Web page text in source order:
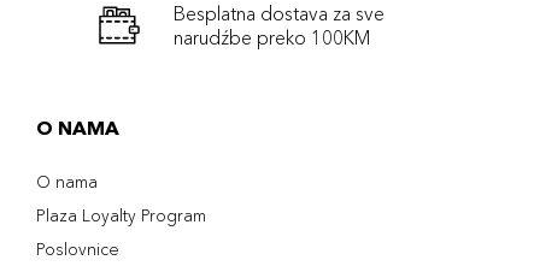
Besplatna dostava za sve
narudźbe preko 100KM
O NAMA
O nama
Plaza Loyalty Program
Poslovnice